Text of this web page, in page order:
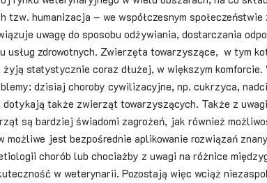
humanizacja – we współczesnym społeczeństwie
uwagę do sposobu odżywiania, dostarczania
usług zdrowotnych. Zwierzęta towarzyszące, w tym
statystycznie coraz dłużej, w większym komforcie.
dzisiaj choroby cywilizacyjne, np. cukrzyca,
także zwierząt towarzyszących. Także z
są bardziej świadomi zagrożeń, jak również
jest bezpośrednie aplikowanie rozwiązań
chorób lub chociażby z uwagi na różnice
w weterynarii. Pozostają więc wciąż